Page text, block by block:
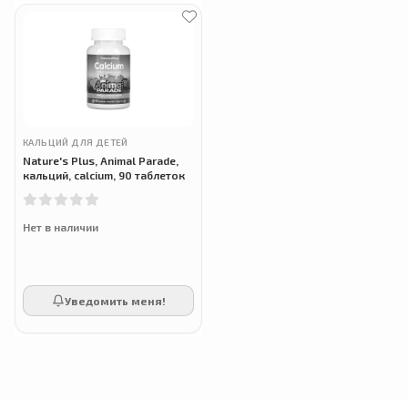
КАЛЬЦИЙ ДЛЯ ДЕТЕЙ
Nature's Plus, Animal Parade,
кальций, calcium, 90 таблеток
Нет в наличии
Уведомить меня!